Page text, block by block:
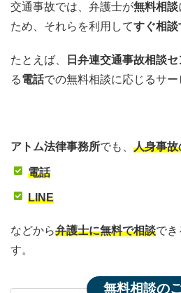
交通事故では、弁護士が無料相談
ため、それらを利用してすぐ相談
たとえば、 日弁連交通事故相談
る電話での無料相談に応じるサー
アトム法律事務所でも、 人身事故
電話
LINE
などから弁護士に無料で相談でき
す。
無料相談の